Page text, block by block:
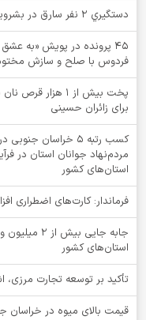
دستگيري 2 نفر سارق در بشرويه
۴۵ پرونده در پویش «به
فردوس با صلح و سازش
پخت بیش از 1
برای زائران حسینی
کسب رتبه ۵
مردم‌نهاد جوانان استان در
استان‌های کشور
فرماندار: کارت‌های اضطراری
استان‌های کشور
تأکید بر توسعه تجارت
قیمت بالای میوه در خراسان